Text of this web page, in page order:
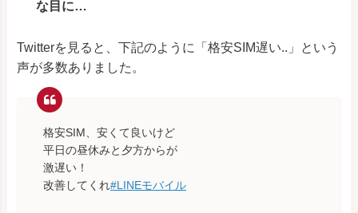
な目に…
Twitterを見ると、下記のように「格安SIM遅い..」という
声が多数ありました。
格安SIM、安くて良いけど
平日の昼休みと夕方からが
激遅い！
改善してくれ#LINEモバイル